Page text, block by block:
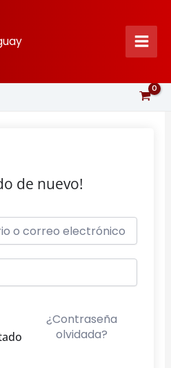
de nuevo!
¿Contraseña
olvidada?